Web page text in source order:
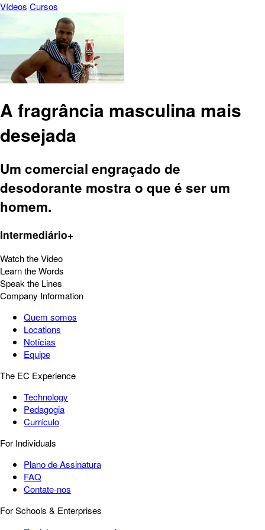
Vídeos Cursos
A fragrância masculina mais
desejada
Um comercial engraçado de
desodorante mostra o que é ser um
homem.
Intermediário+
Watch the Video
Learn the Words
Speak the Lines
Company Information
Quem somos
Locations
Notícias
Equipe
The EC Experience
Technology
Pedagogia
Currículo
For Individuals
Plano de Assinatura
FAQ
Contate-nos
For Schools & Enterprises